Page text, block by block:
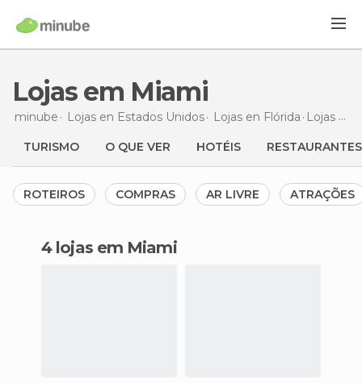
Lojas em Miami
minube Lojas en Estados Unidos Lojas en Flórida Lojas em
TURISMO O QUE VER HOTÉIS RESTAURANTES
ROTEIROS COMPRAS AR LIVRE ATRAÇÕES
4 lojas em Miami